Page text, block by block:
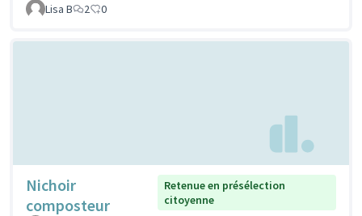
Lisa B 2 0
Nichoir
composteur
Retenue en présélection
citoyenne